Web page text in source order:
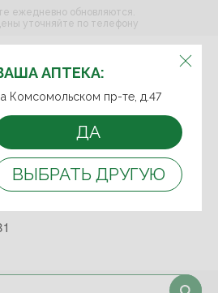
ВЫБЕРИТЕ АПТЕКУ:
м.Спортивная
д. 47
АПТЕКА:
Комсомольском пр-те, д.47
ДА
ВЫБРАТЬ ДРУГУЮ
ежедневно обновляются.
уточняйте по телефону